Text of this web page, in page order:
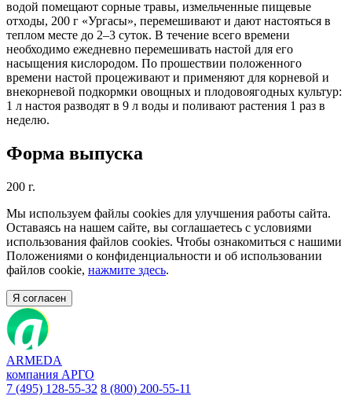
водой помещают сорные травы, измельченные пищевые
отходы, 200 г «Ургасы», перемешивают и дают настояться в
теплом месте до 2–3 суток. В течение всего времени
необходимо ежедневно перемешивать настой для его
насыщения кислородом. По прошествии положенного
времени настой процеживают и применяют для корневой и
внекорневой подкормки овощных и плодовоягодных культур:
1 л настоя разводят в 9 л воды и поливают растения 1 раз в
неделю.
Форма выпуска
200 г.
Мы используем файлы cookies для улучшения работы сайта.
Оставаясь на нашем сайте, вы соглашаетесь с условиями
использования файлов cookies. Чтобы ознакомиться с нашими
Положениями о конфиденциальности и об использовании
файлов cookie, нажмите здесь.
Я согласен
ARMEDA
компания АРГО
7 (495) 128-55-32 8 (800) 200-55-11